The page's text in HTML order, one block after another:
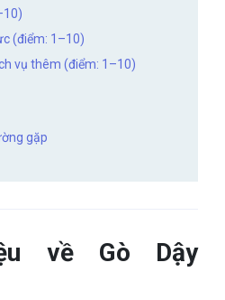
(điểm: 1–10)
vụ thêm (điểm: 1–10)
gặp
về Gò Dậy